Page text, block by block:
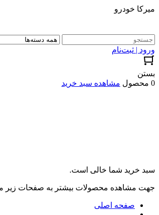
میرکا خودرو
ورود | ثبت‌نام
بستن
0 محصول
مشاهده سبد خرید
سبد خرید شما خالی است.
جهت مشاهده محصولات بیشتر به صفحات زیر
صفحه اصلی